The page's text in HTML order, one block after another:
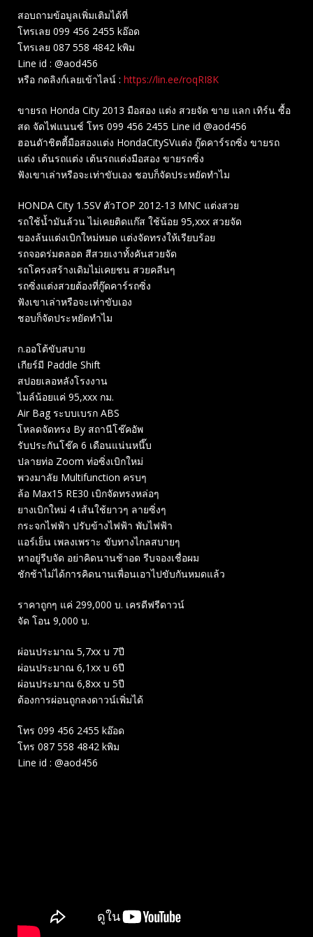
สอบถามข้อมูลเพิ่มเติมได้ที่
โทรเลย 099 456 2455 kอ๊อด
โทรเลย 087 558 4842 kพิม
Line id : @aod456
หรือ กดลิงก์เลยเข้าไลน์ : https://lin.ee/roqRI8K
ขายรถ Honda City 2013 มือสอง แต่ง สวยจัด ขาย แลก เทิร์น ซื้อ
สด จัดไฟแนนซ์ โทร 099 456 2455 Line id @aod456
ฮอนดัาชิตตี้มือสองแต่ง HondaCitySVแต่ง กู๊ดคาร์รถซิ่ง ขายรถ
แต่ง เต้นรถแต่ง เต้นรถแต่งมือสอง ขายรถซิ่ง
ฟังเขาเล่าหรือจะเท่าขับเอง ชอบก็จัดประหยัดทำไม
HONDA City 1.5SV ตัวTOP 2012-13 MNC แต่งสวย
รถใช้น้ำมันล้วน ไม่เคยติดแก๊ส ใช้น้อย 95,xxx สวยจัด
ของล้นแต่งเบิกใหม่หมด แต่งจัดทรงให้เรียบร้อย
รถจอดร่มตลอด สีสวยเงาทั้งคันสวยจัด
รถโครงสร้างเดิมไม่เคยชน สวยคลีนๆ
รถซิ่งแต่งสวยต้องที่กู๊ดคาร์รถซิ่ง
ฟังเขาเล่าหรือจะเท่าขับเอง
ชอบก็จัดประหยัดทำไม
ก.ออโต้ขับสบาย
เกียร์มี Paddle Shift
สปอยเลอหลังโรงงาน
ไมล์น้อยแค่ 95,xxx กม.
Air Bag ระบบเบรก ABS
โหลดจัดทรง By สถานีโช๊คอัพ
รับประกันโช๊ค 6 เดือนแน่นหนึ๊บ
ปลายท่อ Zoom ท่อซิ่งเบิกใหม่
พวงมาลัย Multifunction ครบๆ
ล้อ Max15 RE30 เบิกจัดทรงหล่อๆ
ยางเบิกใหม่ 4 เส้นใช้ยาวๆ ลายซิ่งๆ
กระจกไฟฟ้า ปรับข้างไฟฟ้า พับไฟฟ้า
แอร์เย็น เพลงเพราะ ขับทางไกลสบายๆ
หาอยู่รีบจัด อย่าคิดนานช้าอด รีบจองเชื่อผม
ชักช้าไม่ได้การคิดนานเพื่อนเอาไปขับกันหมดแล้ว
ราคาถูกๆ แค่ 299,000 บ. เครดีฟรีดาวน์
จัด โอน 9,000 บ.
ผ่อนประมาณ 5,7xx บ 7ปี
ผ่อนประมาณ 6,1xx บ 6ปี
ผ่อนประมาณ 6,8xx บ 5ปี
ต้องการผ่อนถูกลงดาวน์เพิ่มได้
โทร 099 456 2455 kอ๊อด
โทร 087 558 4842 kพิม
Line id : @aod456